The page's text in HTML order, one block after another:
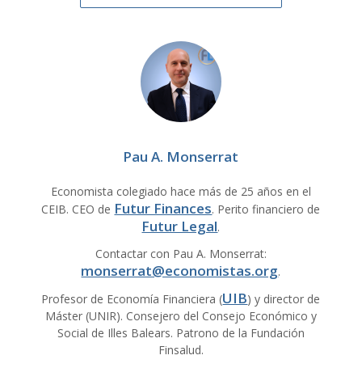
Pau A. Monserrat
Economista colegiado hace más de 25 años en el
CEIB. CEO de Futur Finances. Perito financiero de
Futur Legal.
Contactar con Pau A. Monserrat:
monserrat@economistas.org.
Profesor de Economía Financiera (UIB) y director de
Máster (UNIR). Consejero del Consejo Económico y
Social de Illes Balears. Patrono de la Fundación
Finsalud.